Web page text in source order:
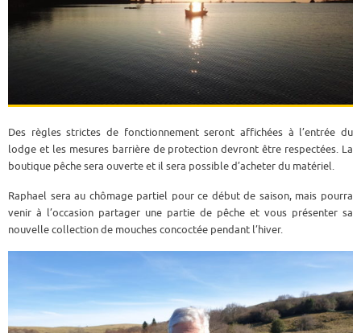
Des règles strictes de fonctionnement seront affichées à l’entrée du
lodge et les mesures barrière de protection devront être respectées. La
boutique pêche sera ouverte et il sera possible d’acheter du matériel.
Raphael sera au chômage partiel pour ce début de saison, mais pourra
venir à l’occasion partager une partie de pêche et vous présenter sa
nouvelle collection de mouches concoctée pendant l’hiver.